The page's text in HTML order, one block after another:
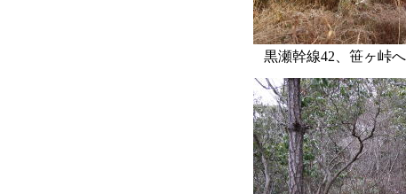
黒瀬幹線42、笹ヶ峠